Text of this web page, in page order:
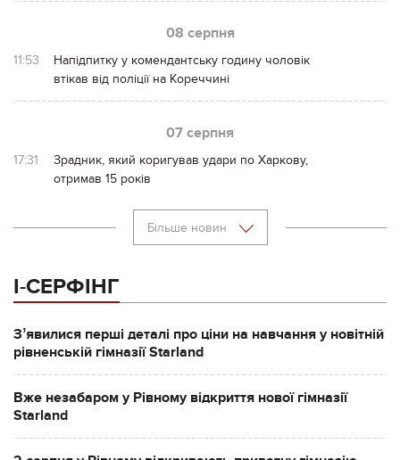
08 серпня
11:53
Напідпитку у комендантську годину чоловік
втікав від поліції на Кореччині
07 серпня
17:31
Зрадник, який коригував удари по Харкову,
отримав 15 років
Більше новин
І-СЕРФІНГ
Зʼявилися перші деталі про ціни на навчання у новітній
рівненській гімназії Starland
Вже незабаром у Рівному відкриття нової гімназії
Starland